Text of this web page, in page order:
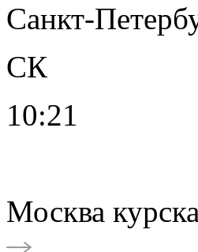
Санкт-
СК
10:21
Москва